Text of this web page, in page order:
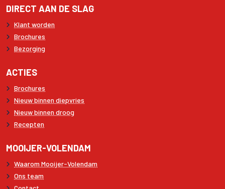
DIRECT AAN DE SLAG
Klant worden
Brochures
Bezorging
ACTIES
Brochures
Nieuw binnen diepvries
Nieuw binnen droog
Recepten
MOOIJER-VOLENDAM
Waarom Mooijer-Volendam
Ons team